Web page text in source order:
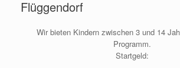
Flüggendorf
Wir bieten Kindern zwischen 3 und 14
Programm.
Startgeld: